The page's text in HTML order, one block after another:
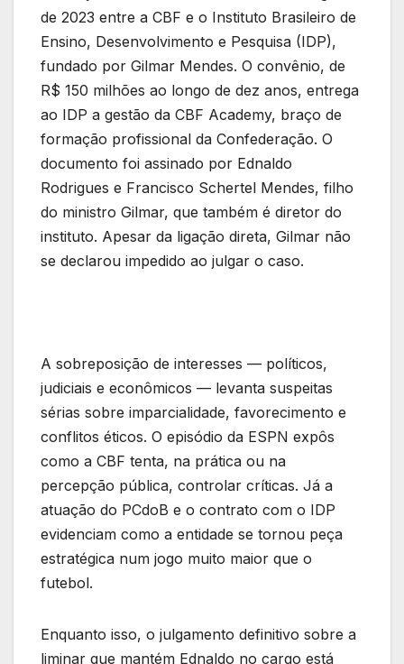
de 2023 entre a CBF e o Instituto Brasileiro de
Ensino, Desenvolvimento e Pesquisa (IDP),
fundado por Gilmar Mendes. O convênio, de
R$ 150 milhões ao longo de dez anos, entrega
ao IDP a gestão da CBF Academy, braço de
formação profissional da Confederação. O
documento foi assinado por Ednaldo
Rodrigues e Francisco Schertel Mendes, filho
do ministro Gilmar, que também é diretor do
instituto. Apesar da ligação direta, Gilmar não
se declarou impedido ao julgar o caso.
A sobreposição de interesses — políticos,
judiciais e econômicos — levanta suspeitas
sérias sobre imparcialidade, favorecimento e
conflitos éticos. O episódio da ESPN expôs
como a CBF tenta, na prática ou na
percepção pública, controlar críticas. Já a
atuação do PCdoB e o contrato com o IDP
evidenciam como a entidade se tornou peça
estratégica num jogo muito maior que o
futebol.
Enquanto isso, o julgamento definitivo sobre a
liminar que mantém Ednaldo no cargo está